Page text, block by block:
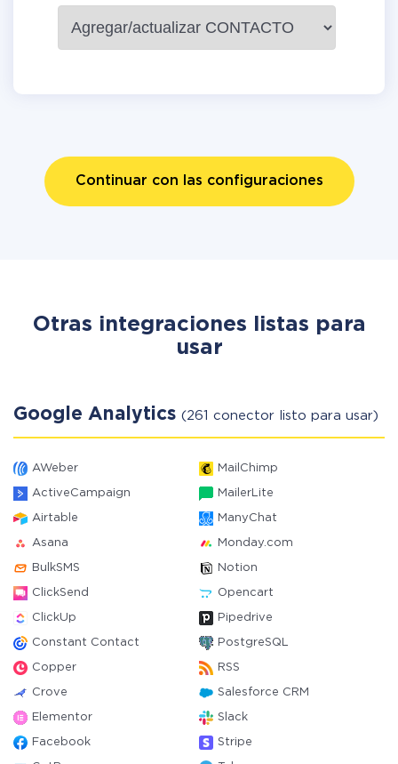
Continuar con las configuraciones
Otras integraciones listas para
usar
Google Analytics (261 conector listo para usar)
AWeber MailChimp
ActiveCampaign MailerLite
Airtable ManyChat
Asana Monday.com
BulkSMS Notion
ClickSend Opencart
ClickUp Pipedrive
Constant Contact PostgreSQL
Copper RSS
Crove Salesforce CRM
Elementor Slack
Facebook Stripe